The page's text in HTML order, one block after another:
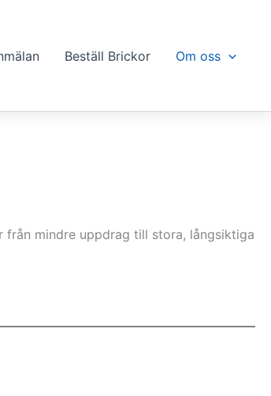
Beställ Brickor Om oss
från mindre uppdrag till stora, långsiktiga